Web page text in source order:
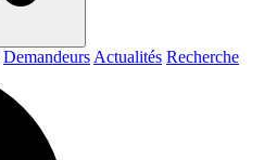
Demandeurs Actualités Recherche